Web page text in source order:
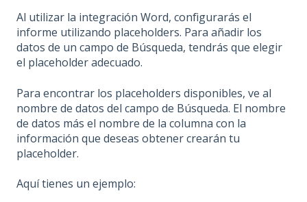
Al utilizar la integración Word, configurarás el
informe utilizando placeholders. Para añadir los
datos de un campo de Búsqueda, tendrás que elegir
el placeholder adecuado.
Para encontrar los placeholders disponibles, ve al
nombre de datos del campo de Búsqueda. El nombre
de datos más el nombre de la columna con la
información que deseas obtener crearán tu
placeholder.
Aquí tienes un ejemplo: